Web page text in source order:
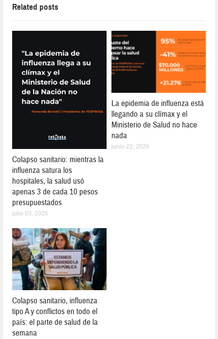
Related posts
Colapso sanitario: mientras la
influenza satura los
hospitales, la salud usó
apenas 3 de cada 10 pesos
presupuestados
julio 03, 2026
La epidemia de influenza está
llegando a su clímax y el
Ministerio de Salud no hace
nada
junio 22, 2026
Colapso sanitario, influenza
tipo A y conflictos en todo el
país: el parte de salud de la
semana